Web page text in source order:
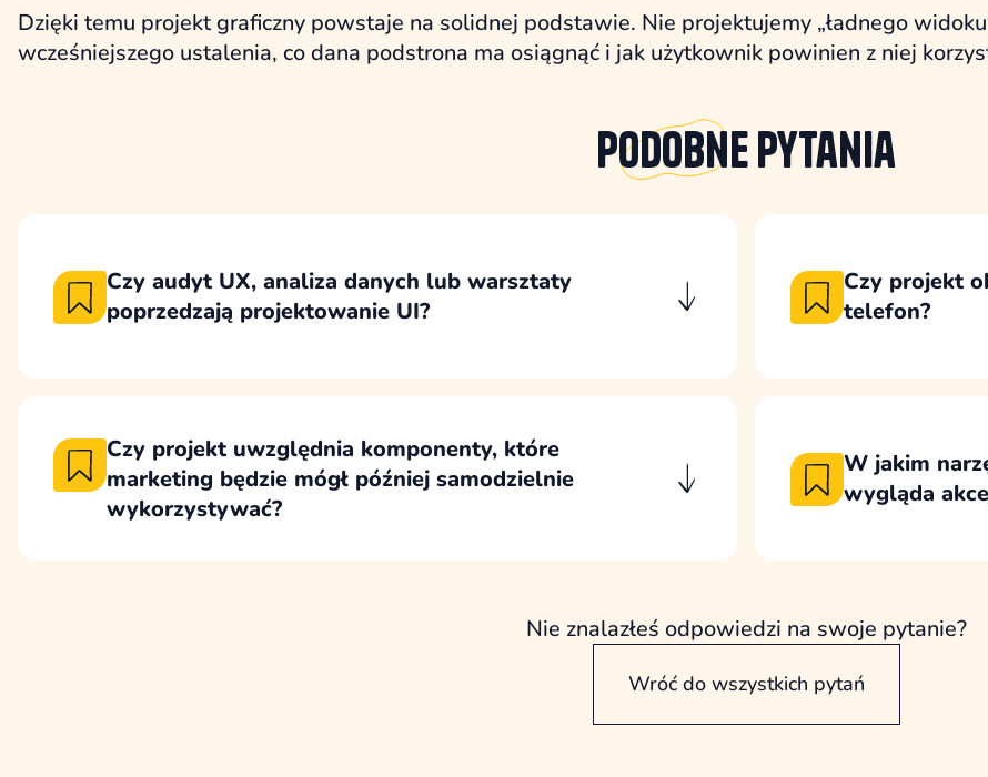
Dzięki temu projekt graficzny powstaje na solidnej podstawie. Nie projektujemy „ładnego
wcześniejszego ustalenia, co dana podstrona ma osiągnąć i jak użytkownik powinien z niej
Podobnepytania
Czy audyt UX, analiza danych lub warsztaty
poprzedzają projektowanie UI?
Czy projekt
telefon?
Czy projekt uwzględnia komponenty, które
marketing będzie mógł później samodzielnie
wykorzystywać?
W jakim
wygląda
Nie znalazłeś odpowiedzi na swoje pytanie?
Wróć do wszystkich pytań